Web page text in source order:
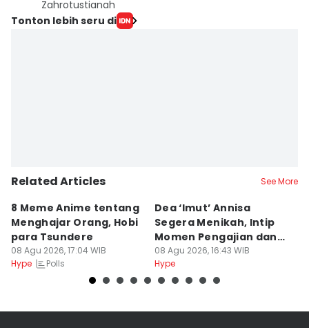
Zahrotustianah
Tonton lebih seru di
Related Articles See More
8 Meme Anime tentang
Menghajar Orang, Hobi
para Tsundere
08 Agu 2026, 17:04 WIB
Hype
Polls
Dea ‘Imut’ Annisa
Segera Menikah, Intip
Momen Pengajian dan
Sungkeman
08 Agu 2026, 16:43 WIB
Hype